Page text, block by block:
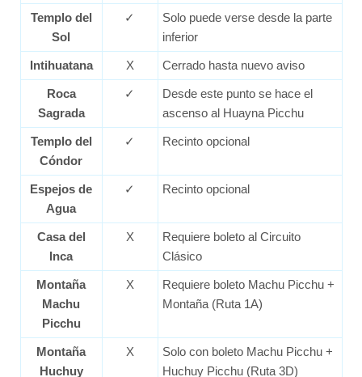
Templo del
Sol
✓
Solo puede verse desde la parte
inferior
Intihuatana X Cerrado hasta nuevo aviso
Roca
Sagrada
✓
Desde este punto se hace el
ascenso al Huayna Picchu
Templo del
Cóndor
✓ Recinto opcional
Espejos de
Agua
✓ Recinto opcional
Casa del
Inca
X
Requiere boleto al Circuito
Clásico
Montaña
Machu
Picchu
X
Requiere boleto Machu Picchu +
Montaña (Ruta 1A)
Montaña
Huchuy
X
Solo con boleto Machu Picchu +
Huchuy Picchu (Ruta 3D)